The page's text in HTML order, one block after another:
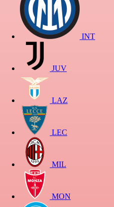
INT
JUV
LAZ
LEC
MIL
MON